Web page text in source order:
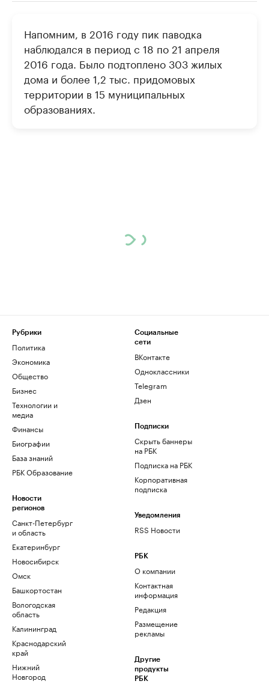
Крупные организации в
нефтегазовой промышленности
Найдите и проверьте данные в каталоге Посмотрите
Напомним, в 2016 году пик паводка
наблюдался в период с 18 по 21 апреля
2016 года. Было подтоплено 303 жилых
дома и более 1,2 тыс. придомовых
территории в 15 муниципальных
образованиях.
Рубрики
Политика
Экономика
Общество
Бизнес
Технологии и
медиа
Финансы
Биографии
База знаний
РБК Образование
Новости
регионов
Санкт-Петербург
и область
Екатеринбург
Новосибирск
Омск
Башкортостан
Вологодская
область
Калининград
Краснодарский
край
Нижний
Новгород
Социальные
сети
ВКонтакте
Одноклассники
Telegram
Дзен
Подписки
Скрыть баннеры
на РБК
Подписка на РБК
Корпоративная
подписка
Уведомления
RSS Новости
РБК
О компании
Контактная
информация
Редакция
Размещение
рекламы
Другие
продукты
РБК